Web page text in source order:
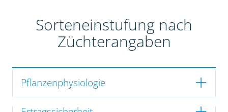
Sorteneinstufung nach
Züchterangaben
Pflanzenphysiologie